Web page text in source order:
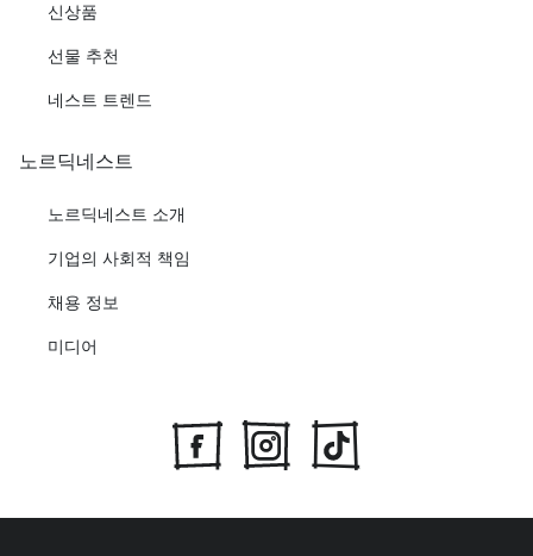
신상품
선물 추천
네스트 트렌드
노르딕네스트
노르딕네스트 소개
기업의 사회적 책임
채용 정보
미디어